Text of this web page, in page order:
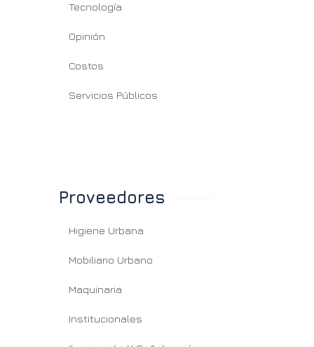
Tecnología
Opinión
Costos
Servicios Públicos
Proveedores
Higiene Urbana
Mobiliario Urbano
Maquinaria
Institucionales